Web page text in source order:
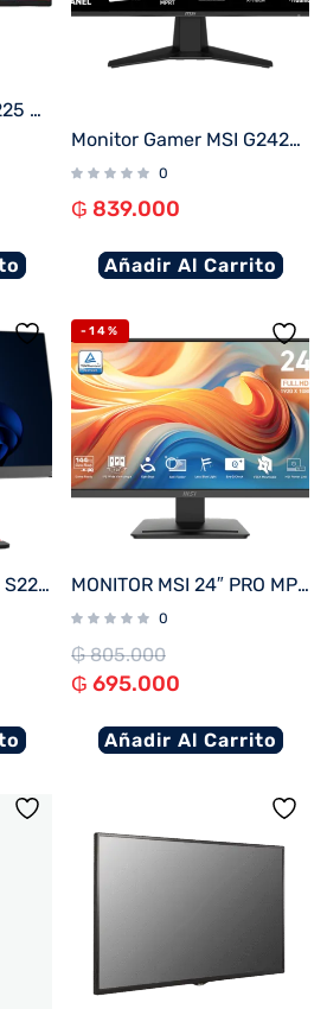
Monitor MSI PRO MP225 E12VL 21.5″ FHD/100Hz/1ms
Monitor Gamer MSI G242L-E14 23.8″ IPS FHD 144Hz 1ms FreeSync
0
₲ 839.000
Añadir Al Carrito
MONITOR TINKVISION S22i-30
-14%
MONITOR MSI 24″ PRO MP243L E14 144hz
0
₲805.000
₲ 695.000
Añadir Al Carrito